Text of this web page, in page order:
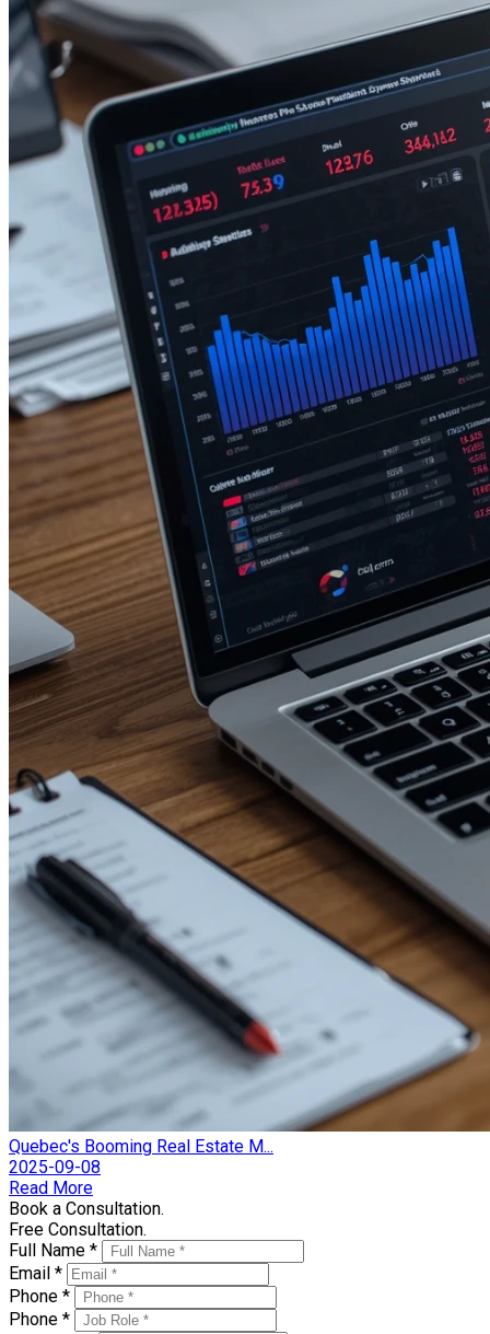
Quebec's Booming Real Estate M...
2025-09-08
Read More
Book a Consultation.
Free Consultation.
Full Name *
Email *
Phone *
Phone *